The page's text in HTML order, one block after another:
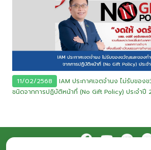
11/02/2568
IAM ประกาศเจตจำนง ไม่รับของ
ชนิดจากการปฏิบัติหน้าที่ (No Gift Policy) ประจำปี